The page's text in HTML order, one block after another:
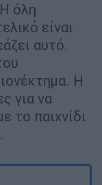
όλη
είναι
αυτό.
Η
για να
το παιχνίδι